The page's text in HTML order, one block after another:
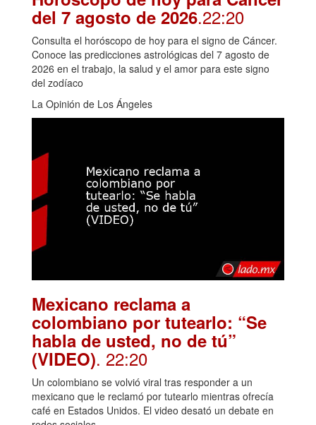
del 7 agosto de 2026.22:20
Consulta el horóscopo de hoy para el signo de Cáncer.
Conoce las predicciones astrológicas del 7 agosto de
2026 en el trabajo, la salud y el amor para este signo
del zodíaco
La Opinión de Los Ángeles
Mexicano reclama a
colombiano por tutearlo: “Se
habla de usted, no de tú”
(VIDEO). 22:20
Un colombiano se volvió viral tras responder a un
mexicano que le reclamó por tutearlo mientras ofrecía
café en Estados Unidos. El video desató un debate en